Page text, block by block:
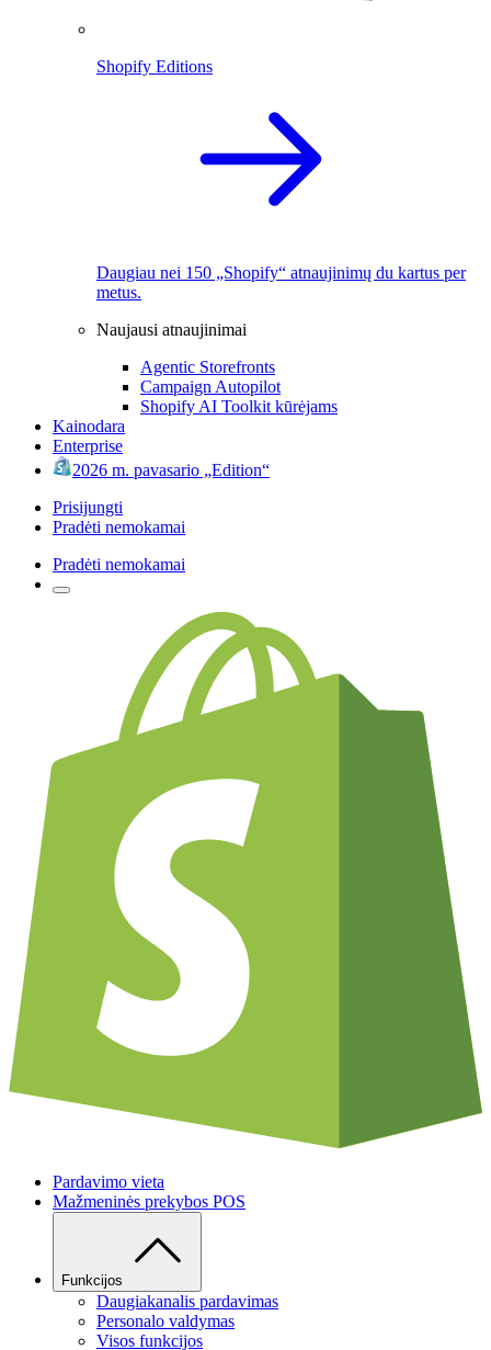
Shopify Editions
Daugiau nei 150 „Shopify“ atnaujinimų du kartus per
metus.
Naujausi atnaujinimai
Agentic Storefronts
Campaign Autopilot
Shopify AI Toolkit kūrėjams
Kainodara
Enterprise
2026 m. pavasario „Edition“
Prisijungti
Pradėti nemokamai
Pradėti nemokamai
Pardavimo vieta
Mažmeninės prekybos POS
Funkcijos
Daugiakanalis pardavimas
Personalo valdymas
Visos funkcijos